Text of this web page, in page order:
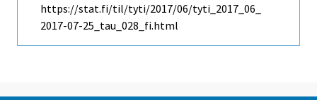
https://stat.fi/til/tyti/2017/06/tyti_2017_06_
2017-07-25_tau_028_fi.html